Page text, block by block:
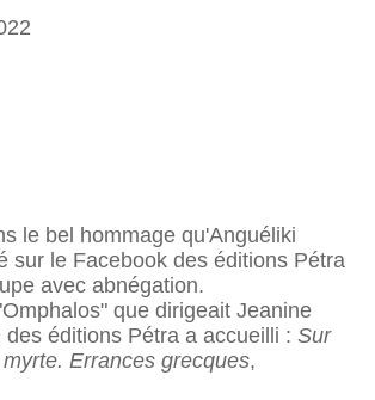
le bel hommage qu'Anguéliki
sur le Facebook des éditions Pétra
avec abnégation.
que dirigeait Jeanine
des éditions Pétra a accueilli : Sur
Errances grecques,